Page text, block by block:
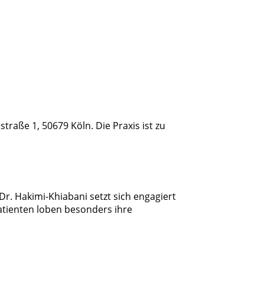
1, 50679 Köln. Die Praxis ist zu
Hakimi-Khiabani setzt sich engagiert
loben besonders ihre